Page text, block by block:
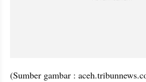
(Sumber gambar :